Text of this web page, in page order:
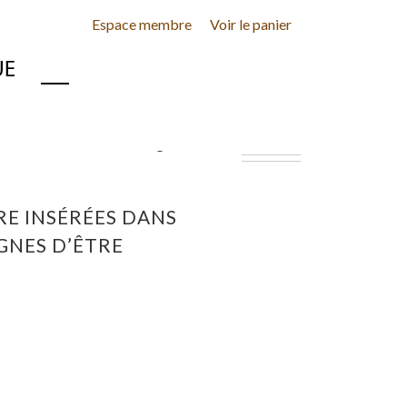
Espace membre Voir le panier
INSÉRÉES DANS
D’ÊTRE